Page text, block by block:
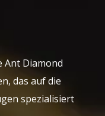
Diamantwerkzeuge
Materialien,
wie Stein-, Wand-
feuerfeste
Edelsteine,
werden, um
Ant Diamond
das auf die
spezialisiert